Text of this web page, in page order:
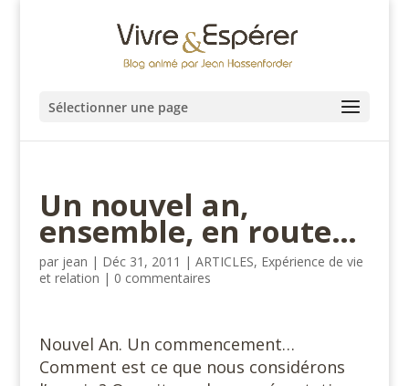
Sélectionner une page
Un nouvel an,
ensemble, en route…
par jean | Déc 31, 2011 | ARTICLES, Expérience de vie
et relation | 0 commentaires
Nouvel An. Un commencement…
Comment est ce que nous considérons